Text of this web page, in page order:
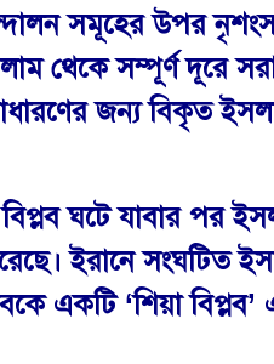
সমূহের উপর
থেকে সম্পূর্ণ দূরে
জন্য বিকৃত
ঘটে যাবার পর
ইরানে সংঘটিত
একটি ‘শিয়া বিপ্লব’